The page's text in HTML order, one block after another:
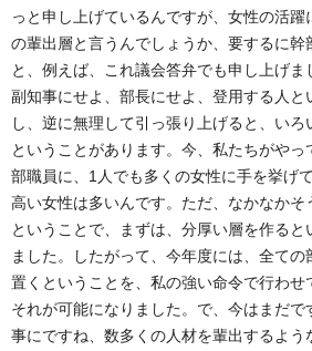
っと申し上げているんですが、女性の活
の輩出層と言うんでしょうか、要するに
と、例えば、これ議会答弁でも申し上げま
副知事にせよ、部長にせよ、登用する人と
し、逆に無理して引っ張り上げると、いろ
ということがあります。今、私たちがや
部職員に、1人でも多くの女性に手を挙げ
高い女性は多いんです。ただ、なかなか
ということで、まずは、分厚い層を作ると
ました。したがって、今年度には、全て
置くということを、私の強い命令で行わせ
それが可能になりました。で、今はまだで
事にですね、数多くの人材を輩出するよ